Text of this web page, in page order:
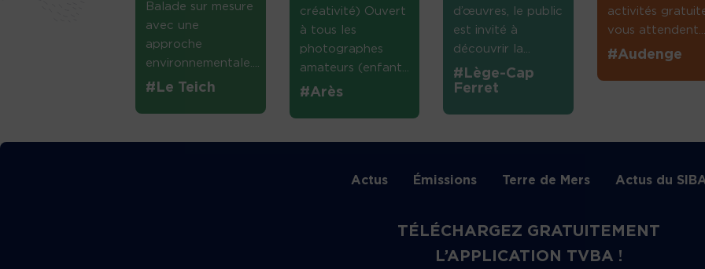
Balade sur mesure
avec une
approche
environnementale....
#Le Teich
créativité) Ouvert
à tous les
photographes
amateurs (enfant...
#Arès
d’œuvres, le public
est invité à
découvrir la...
#Lège-Cap
Ferret
activités
vous
#Audenge
Actus Émissions Terre de Mers Actus du
TÉLÉCHARGEZ GRATUITEMENT
L’APPLICATION TVBA !